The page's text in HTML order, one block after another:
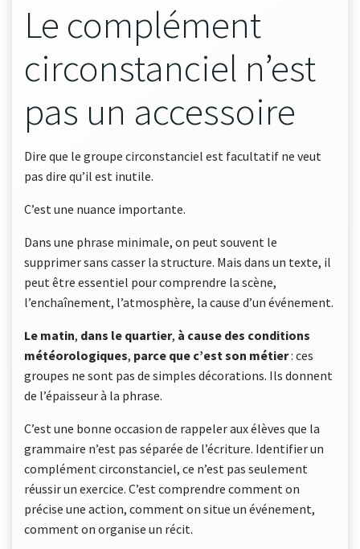
Le complément
circonstanciel n’est
pas un accessoire
Dire que le groupe circonstanciel est facultatif ne veut
pas dire qu’il est inutile.
C’est une nuance importante.
Dans une phrase minimale, on peut souvent le
supprimer sans casser la structure. Mais dans un texte, il
peut être essentiel pour comprendre la scène,
l’enchaînement, l’atmosphère, la cause d’un événement.
Le matin, dans le quartier, à cause des conditions
météorologiques, parce que c’est son métier: ces
groupes ne sont pas de simples décorations. Ils donnent
de l’épaisseur à la phrase.
C’est une bonne occasion de rappeler aux élèves que la
grammaire n’est pas séparée de l’écriture. Identifier un
complément circonstanciel, ce n’est pas seulement
réussir un exercice. C’est comprendre comment on
précise une action, comment on situe un événement,
comment on organise un récit.